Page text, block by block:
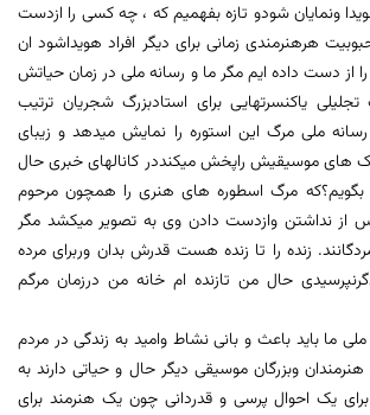
ونمایان شودو تازه بفهمیم که ، چه کسی را ازدست
هرهنرمندی زمانی برای دیگر افراد هویداشود ان
از دست داده ایم مگر ما و رسانه ملی در زمان حیاتش
یاکنسرتهایی برای استادبزرگ شجریان ترتیب
رسانه ملی مرگ این استوره را نمایش میدهد و زیبای
های موسیقیش راپخش میکنددر کانالهای خبری حال
بگویم؟که مرگ اسطوره های هنری را همچون مرحوم
از نداشتن وازدست دادن وی به تصویر میکشد مگر
زنده را تا زنده هست قدرش بدان وربرای مرده
حال من تازنده ام خانه من درزمان مرگم
ملی ما باید باعث و بانی نشاط وامید به زندگی در مردم
هنرمندان وبزرگان موسیقی دیگر حال و حیاتی دارند به
برای یک احوال پرسی و قدردانی چون یک هنرمند برای